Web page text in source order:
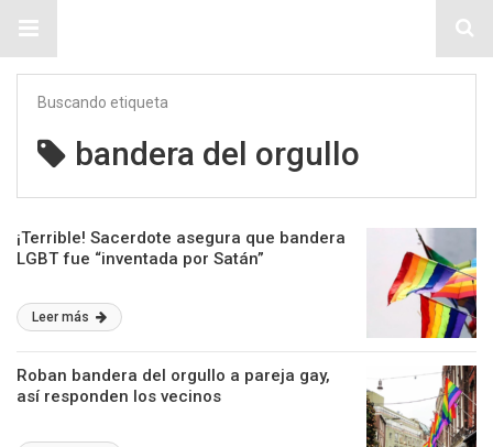
Buscando etiqueta
bandera del orgullo
¡Terrible! Sacerdote asegura que bandera
LGBT fue “inventada por Satán”
Leer más
Roban bandera del orgullo a pareja gay,
así responden los vecinos